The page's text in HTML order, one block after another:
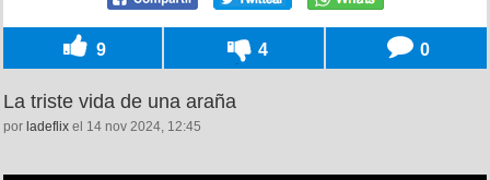
9 4 0
La triste vida de una araña
por ladeflix el 14 nov 2024, 12:45